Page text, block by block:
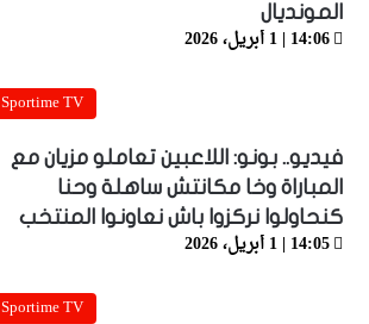
المونديال
14:06 | 1 أبريل، 2026
Sportime TV
فيديو.. بونو: اللاعبين تعاملو مزيان مع
المباراة وخا مكانتش ساهلة وحنا
كنحاولوا نركزوا باش نعاونوا المنتخب
14:05 | 1 أبريل، 2026
Sportime TV